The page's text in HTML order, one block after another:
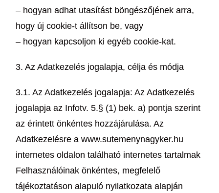
– hogyan adhat utasítást böngészőjének arra,
hogy új cookie-t állítson be, vagy
– hogyan kapcsoljon ki egyéb cookie-kat.
3. Az Adatkezelés jogalapja, célja és módja
3.1. Az Adatkezelés jogalapja: Az Adatkezelés
jogalapja az Infotv. 5.§ (1) bek. a) pontja szerint
az érintett önkéntes hozzájárulása. Az
Adatkezelésre a www.sutemenynagyker.hu
internetes oldalon található internetes tartalmak
Felhasználóinak önkéntes, megfelelő
tájékoztatáson alapuló nyilatkozata alapján